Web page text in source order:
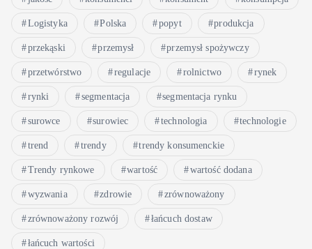
Logistyka Polska popyt produkcja
przekąski przemysł przemysł spożywczy
przetwórstwo regulacje rolnictwo rynek
rynki segmentacja segmentacja rynku
surowce surowiec technologia technologie
trend trendy trendy konsumenckie
Trendy rynkowe wartość wartość dodana
wyzwania zdrowie zrównoważony
zrównoważony rozwój łańcuch dostaw
łańcuch wartości